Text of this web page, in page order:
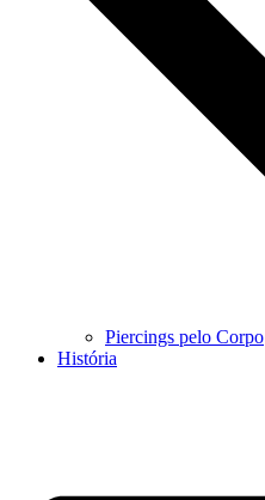
Piercings pelo Corpo
História